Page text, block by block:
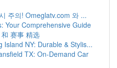
주의! Omeglatv.com 와 ...
Your Comprehensive Guide
赛事 精选
Island NY: Durable & Stylis...
TX: On-Demand Car